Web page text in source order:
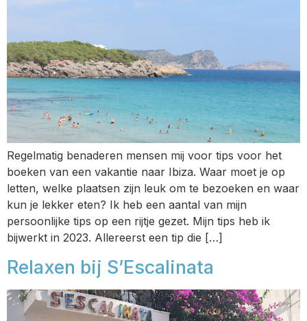
Regelmatig benaderen mensen mij voor tips voor het
boeken van een vakantie naar Ibiza. Waar moet je op
letten, welke plaatsen zijn leuk om te bezoeken en waar
kun je lekker eten? Ik heb een aantal van mijn
persoonlijke tips op een rijtje gezet. Mijn tips heb ik
bijwerkt in 2023. Allereerst een tip die […]
Relaxen bij S’Escalinata